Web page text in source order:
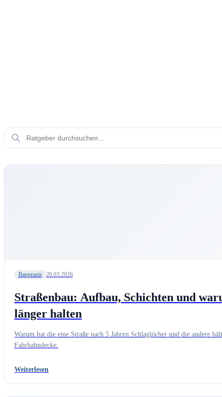
Baupraxis 20.03.2026
Straßenbau: Aufbau, Schichten und
länger halten
Warum hat die eine Straße nach 5 Jahren Schlaglöcher und die andere
Fahrbahndecke.
Weiterlesen